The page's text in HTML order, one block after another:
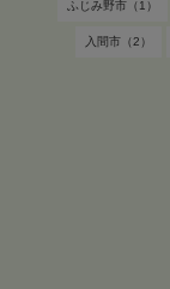
ふじみ野市（1）
入間市（2）